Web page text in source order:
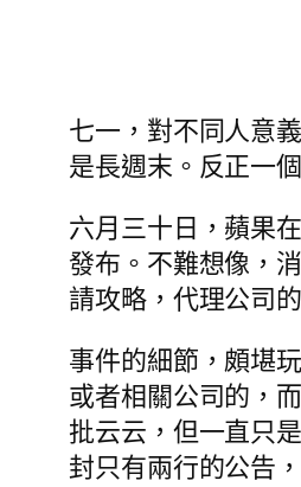
七一，對不同人意
是長週末。反正一
六月三十日，蘋果
發布。不難想像，
請攻略，代理公司
事件的細節，頗堪
或者相關公司的，
批云云，但一直只
封只有兩行的公告